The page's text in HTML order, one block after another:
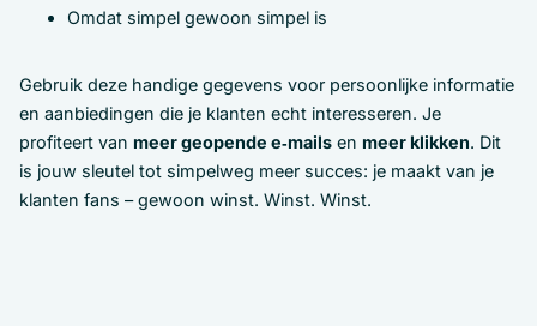
Omdat simpel gewoon simpel is
Gebruik deze handige gegevens voor persoonlijke informatie
en aanbiedingen die je klanten echt interesseren. Je
profiteert van meer geopende e‑mails en meer klikken. Dit
is jouw sleutel tot simpelweg meer succes: je maakt van je
klanten fans – gewoon winst. Winst. Winst.